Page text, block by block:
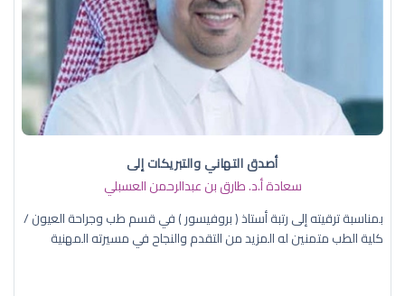
أصدق التهاني والتبريكات إلى
سعادة أ.د. ​طارق بن عبدالرحمن العسبلي
بمناسبة ترقيته إلى رتبة أستاذ ( بروفيسور ) في قسم طب وجراحة العيون /
كلية الطب متمنين له المزيد من التقدم والنجاح في مسيرته المهنية